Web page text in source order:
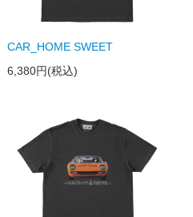
CAR_HOME SWEET
6,380円(税込)